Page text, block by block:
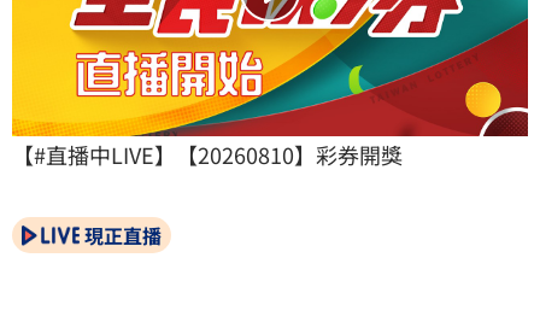
【#直播中LIVE】【20260810】彩券開獎
現正直播